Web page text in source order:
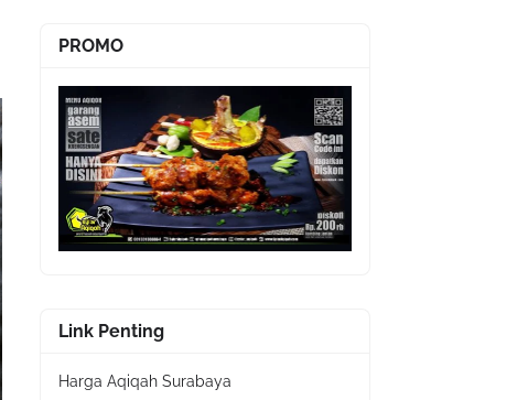
PROMO
Link Penting
Harga Aqiqah Surabaya